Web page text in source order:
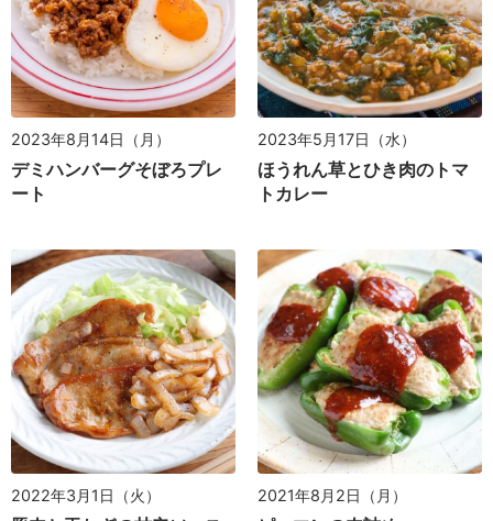
2023年8月14日（月）
デミハンバーグそぼろプレ
ート
2023年5月17日（水）
ほうれん草とひき肉のトマ
トカレー
2022年3月1日（火） 2021年8月2日（月）